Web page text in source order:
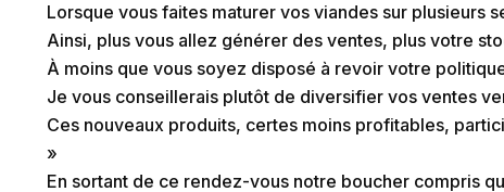
Lorsque vous faites maturer vos viandes sur plusieurs
Ainsi, plus vous allez générer des ventes, plus votre
À moins que vous soyez disposé à revoir votre
Je vous conseillerais plutôt de diversifier vos ventes
Ces nouveaux produits, certes moins profitables,
»
En sortant de ce rendez-vous notre boucher compris